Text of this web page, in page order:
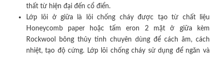
thất từ hiện đại đến cổ điển.
Lớp lõi ở giữa là lõi chống cháy được tạo từ chất liệu
Honeycomb paper hoặc tấm eron 2 mặt ở giữa kèm
Rockwool bông thủy tinh chuyên dùng để cách âm, cách
nhiệt, tạo độ cứng. Lớp lõi chống cháy sử dụng để ngăn và